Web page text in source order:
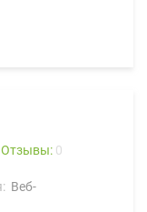
Отзывы: 0
Веб-